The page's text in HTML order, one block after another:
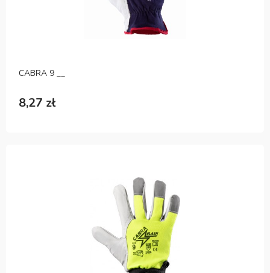
CABRA 9 __
8,27 zł